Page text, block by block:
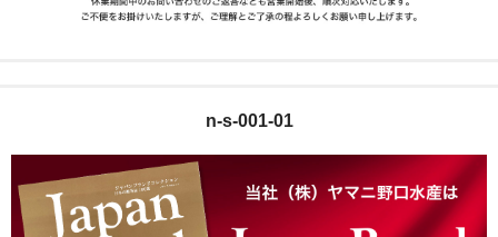
n-s-001-01